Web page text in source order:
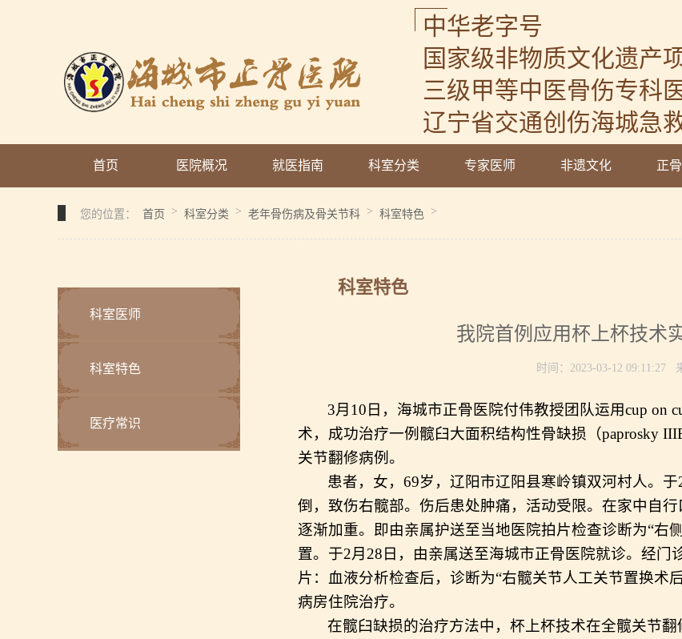
中华老字号
国家级非物质文化遗产
三级甲等中医骨伤专科
辽宁省交通创伤海城急
首页 医院概况 就医指南 科室分类 专家医师 非遗文化 正
您的位置： 首页 > 科室分类 > 老年骨伤病及骨关节科 > 科室特色 >
科室医师
科室特色
医疗常识
科室特色
我院首例应用杯上杯技术
时间：2023-03-12 09:11:27
3月10日，海城市正骨医院付伟教授团队运用cup on
术， 成功治疗一例髋臼大面积结构性骨缺损（paprosky
关节翻修病例。
患者，女，69岁，辽阳市辽阳县寒岭镇双河村人。 于
倒，致伤右髋部。伤后患处肿痛，活动受限。 在家中自行
逐渐加重。即由亲属护送至当地医院拍片检查诊断为“右
置。 于2月28日， 由亲属送至海城市正骨医院就诊。 经门
片：血液分析检查后，诊断为“右髋关节人工关节置换术
病房住院治疗。
在髋臼缺损的治疗方法中，杯上杯技术在全髋关节翻